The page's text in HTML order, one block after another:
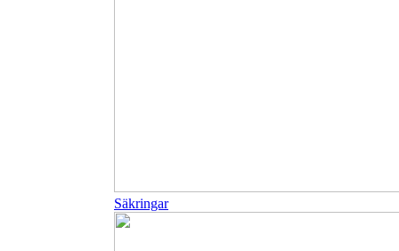
Säkringar